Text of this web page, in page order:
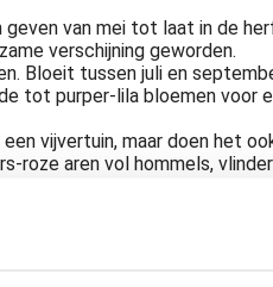
geven van mei tot laat in de
verschijning geworden.
Bloeit tussen juli en
tot purper-lila bloemen voor
vijvertuin, maar doen het
aren vol hommels,
voor de kattenstaartdikpoot
bezoeken. Door gericht hun
tuin nodig om dat gevoel